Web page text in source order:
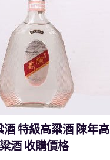
酒 特級高粱酒 陳年高
粱酒 收購價格